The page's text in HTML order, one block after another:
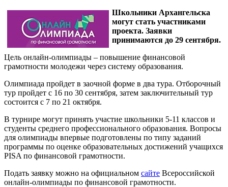
Школьники Архангельска
могут стать участниками
проекта. Заявки
принимаются до 29 сентября.
Цель онлайн-олимпиады – повышение финансовой
грамотности молодежи через систему образования.
Олимпиада пройдет в заочной форме в два тура. Отборочный
тур пройдет с 16 по 30 сентября, затем заключительный тур
состоится с 7 по 21 октября.
В турнире могут принять участие школьники 5-11 классов и
студенты среднего профессионального образования. Вопросы
для олимпиады впервые подготовлены по типу заданий
программы по оценке образовательных достижений учащихся
PISA по финансовой грамотности.
Подать заявку можно на официальном сайте Всероссийской
онлайн-олимпиады по финансовой грамотности.